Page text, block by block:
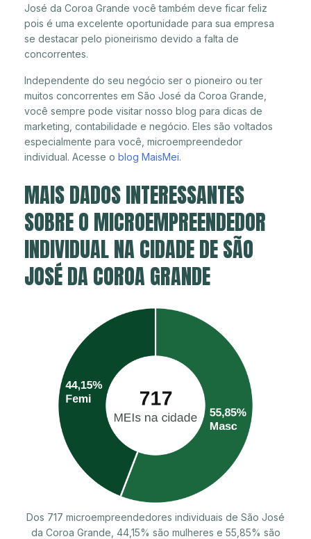
José da Coroa Grande você também deve ficar feliz
pois é uma excelente oportunidade para sua empresa
se destacar pelo pioneirismo devido a falta de
concorrentes.
Independente do seu negócio ser o pioneiro ou ter
muitos concorrentes em São José da Coroa Grande,
você sempre pode visitar nosso blog para dicas de
marketing, contabilidade e negócio. Eles são voltados
especialmente para você, microempreendedor
individual. Acesse o blog MaisMei.
MAIS DADOS INTERESSANTES
SOBRE O MICROEMPREENDEDOR
INDIVIDUAL NA CIDADE DE SÃO
JOSÉ DA COROA GRANDE
Dos 717 microempreendedores individuais de São José
da Coroa Grande, 44,15% são mulheres e 55,85% são